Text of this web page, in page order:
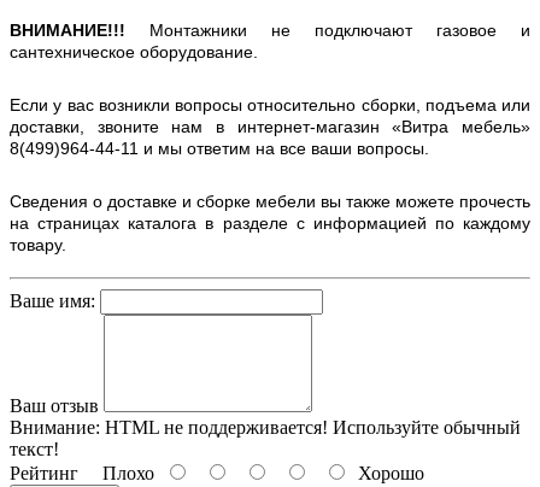
ВНИМАНИЕ!!! Монтажники не подключают газовое и
сантехническое оборудование.
Если у вас возникли вопросы относительно сборки, подъема или
доставки, звоните нам в интернет-магазин «Витра мебель»
8(499)964-44-11 и мы ответим на все ваши вопросы.
Сведения о доставке и сборке мебели вы также можете прочесть
на страницах каталога в разделе с информацией по каждому
товару.
Ваше имя:
Ваш отзыв
Внимание: HTML не поддерживается! Используйте обычный
текст!
Рейтинг Плохо Хорошо